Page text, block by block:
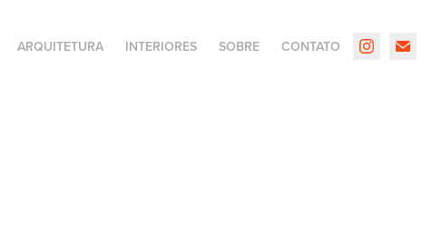
ARQUITETURA INTERIORES SOBRE CONTATO